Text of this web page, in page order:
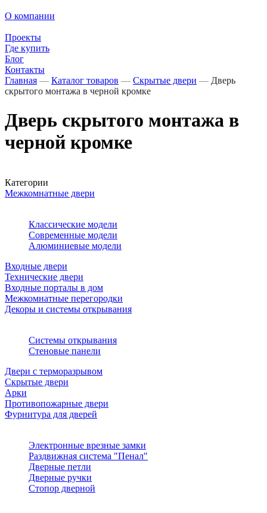
О компании
Проекты
Где купить
Блог
Контакты
Главная — Каталог товаров — Скрытые двери — Дверь
скрытого монтажа в черной кромке
Дверь скрытого монтажа в
черной кромке
Категории
Межкомнатные двери
Классические модели
Современные модели
Алюминиевые модели
Входные двери
Технические двери
Входные порталы в дом
Межкомнатные перегородки
Декоры и системы открывания
Системы открывания
Стеновые панели
Двери с терморазрывом
Скрытые двери
Арки
Противопожарные двери
Фурнитура для дверей
Электронные врезные замки
Раздвижная система "Пенал"
Дверные петли
Дверные ручки
Стопор дверной